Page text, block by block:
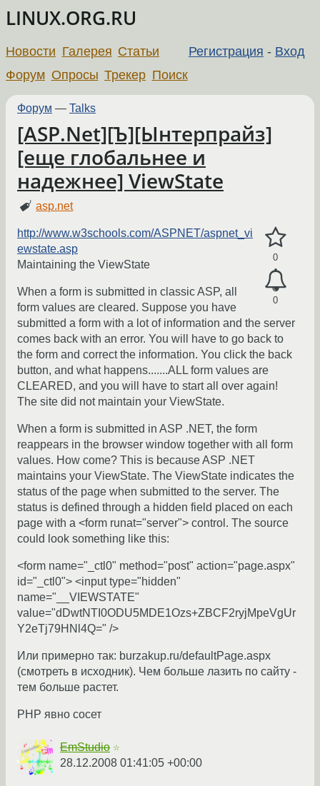
LINUX.ORG.RU
Регистрация - Вход
Новости Галерея Статьи
Форум Опросы Трекер Поиск
Форум — Talks
[ASP.Net][Ъ][Ынтерпрайз]
[еще глобальнее и
надежнее] ViewState
asp.net
0
0
http://www.w3schools.com/ASPNET/aspnet_vi
ewstate.asp
Maintaining the ViewState
When a form is submitted in classic ASP, all
form values are cleared. Suppose you have
submitted a form with a lot of information and the server
comes back with an error. You will have to go back to
the form and correct the information. You click the back
button, and what happens.......ALL form values are
CLEARED, and you will have to start all over again!
The site did not maintain your ViewState.
When a form is submitted in ASP .NET, the form
reappears in the browser window together with all form
values. How come? This is because ASP .NET
maintains your ViewState. The ViewState indicates the
status of the page when submitted to the server. The
status is defined through a hidden field placed on each
page with a <form runat="server"> control. The source
could look something like this:
<form name="_ctl0" method="post" action="page.aspx"
id="_ctl0"> <input type="hidden"
name="__VIEWSTATE"
value="dDwtNTI0ODU5MDE1Ozs+ZBCF2ryjMpeVgUr
Y2eTj79HNl4Q=" />
Или примерно так: burzakup.ru/defaultPage.aspx
(смотреть в исходник). Чем больше лазить по сайту -
тем больше растет.
PHP явно сосет
EmStudio ☆
28.12.2008 01:41:05 +00:00